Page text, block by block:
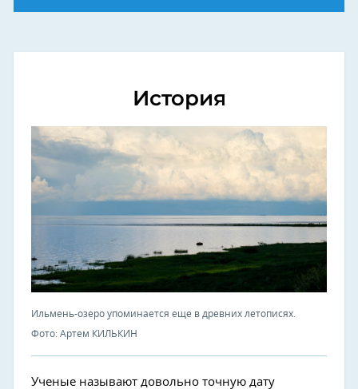
История
Ильмень-озеро упоминается еще в древних летописях.
Фото: Артем КИЛЬКИН
Ученые называют довольно точную дату